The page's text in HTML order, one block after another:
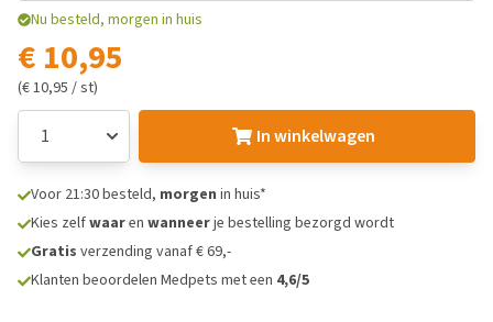
Nu besteld, morgen in huis
€ 10,95
(€ 10,95 / st)
In winkelwagen
Voor 21:30 besteld, morgen in huis*
Kies zelfwaaren wanneerje bestelling bezorgd wordt
Gratis verzending vanaf € 69,-
Klanten beoordelen Medpets met een 4,6/5